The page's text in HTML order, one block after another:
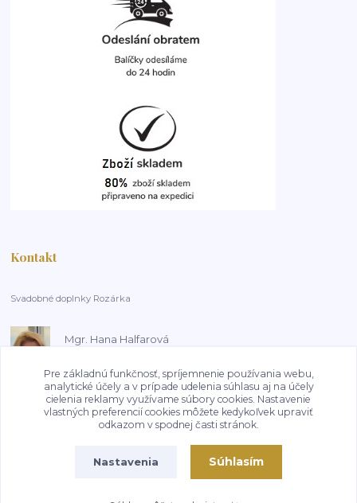
Kontakt
Svadobné doplnky Rozárka
Mgr. Hana Halfarová
14:00-18:00, pracovní dny
HalfarovaHana@seznam.cz
Pre základnú funkčnosť, spríjemnenie používania webu,
analytické účely a v prípade udelenia súhlasu aj na účely
cielenia reklamy využívame súbory cookies. Nastavenie
vlastných preferencií cookies môžete kedykoľvek upraviť
odkazom v spodnej časti stránok.
Nastavenia Súhlasím